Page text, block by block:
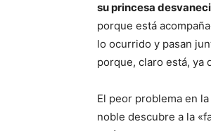
su princesa
porque está
lo ocurrido y pasan
porque, claro está, ya
El peor problema en
noble descubre a la